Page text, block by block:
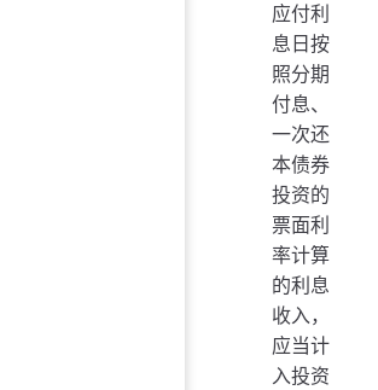
应付利
息日按
照分期
付息、
一次还
本债券
投资的
票面利
率计算
的利息
收入，
应当计
入投资